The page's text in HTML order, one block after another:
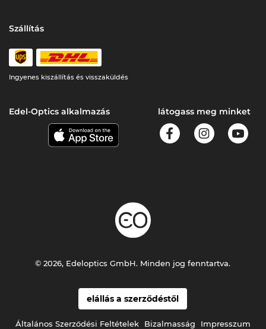
Szállítás
Ingyenes kiszállítás és visszaküldés
Edel-Optics alkalmazás látogass meg minket
elállás a szerződéstől
Általános Szerződési Feltételek Bizalmasság Impresszum
© 2026, Edeloptics GmbH. Minden jog fenntartva.